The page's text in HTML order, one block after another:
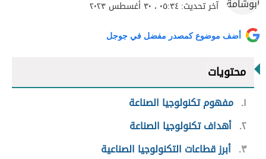
آخر تحديث:٠٥:٣٤ ، ٣٠ أغسطس ٢٠٢٣
أضف موضوع كمصدر مفضل في جوجل
محتويات
١ مفهوم تكنولوجيا الصناعة
٢ أهداف تكنولوجيا الصناعة
٣ أبرز قطاعات التكنولوجيا الصناعية